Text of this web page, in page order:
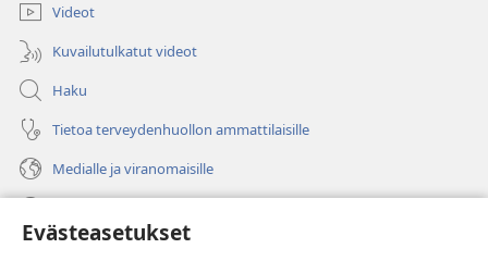
Evästeasetukset
Videot
Kuvailutulkatut videot
Haku
Tietoa terveydenhuollon ammattilaisille
Medialle ja viranomaisille